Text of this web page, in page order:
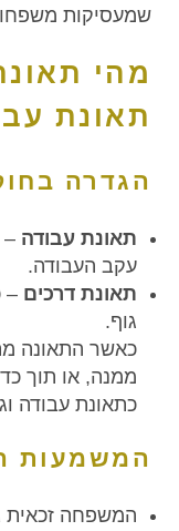
שמעסיקות
מהי
תאונת
הגדרה
תאונת עבודה –
עקב העבודה.
תאונת דרכים –
גוף.
כאשר התאונה
ממנה, או תוך
כתאונת עבודה
המשמעות
המשפחה זכאית